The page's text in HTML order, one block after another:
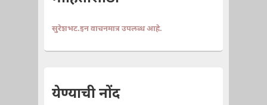
सुरेशभट.इन वाचनमात्र उपलब्ध आहे.
येण्याची नोंद